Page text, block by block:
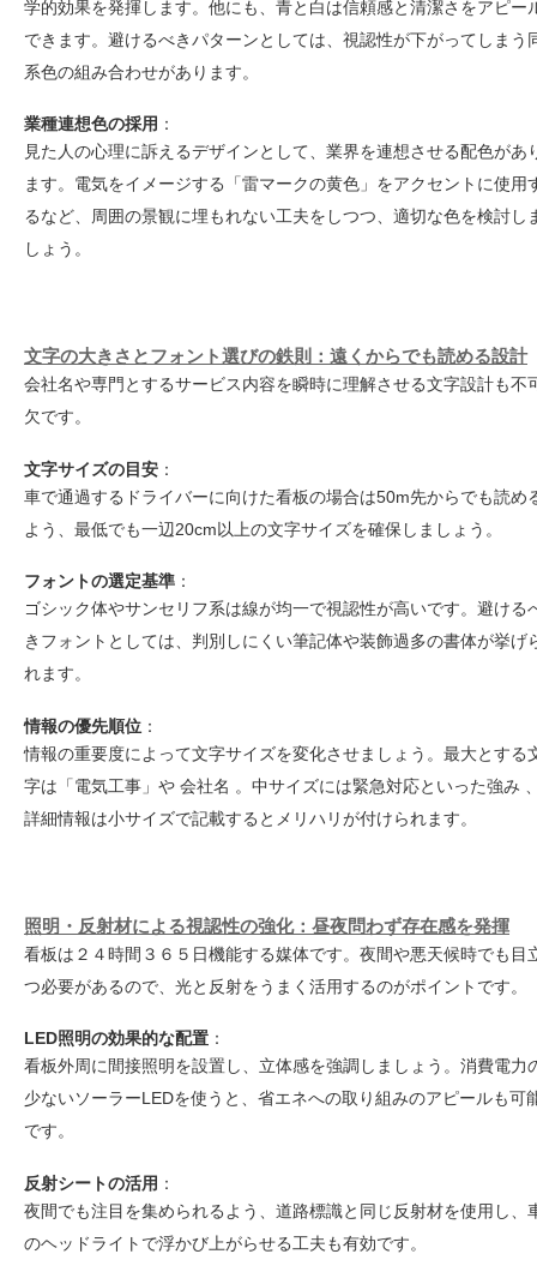
学的効果を発揮します。他にも、青と白は信頼感と清潔さをアピー
できます。避けるべきパターンとしては、視認性が下がってしまう
系色の組み合わせがあります。
業種連想色の採用 ：
見た人の心理に訴えるデザインとして、業界を連想させる配色があ
ます。電気をイメージする「雷マークの黄色」をアクセントに使用
るなど、周囲の景観に埋もれない工夫をしつつ、適切な色を検討し
しょう。
文字の大きさとフォント選びの鉄則：遠くからでも読める設計
会社名や専門とするサービス内容を瞬時に理解させる文字設計も不
欠です。
文字サイズの目安 ：
車で通過するドライバーに向けた看板の場合は50m先からでも読め
よう、最低でも一辺20cm以上の文字サイズを確保しましょう。
フォントの選定基準 ：
ゴシック体やサンセリフ系は線が均一で視認性が高いです。避ける
きフォントとしては、判別しにくい筆記体や装飾過多の書体が挙げ
れます。
情報の優先順位 ：
情報の重要度によって文字サイズを変化させましょう。最大とする
字は「電気工事」や 会社名 。中サイズには緊急対応といった強み
詳細情報は小サイズで記載するとメリハリが付けられます。
照明・反射材による視認性の強化：昼夜問わず存在感を発揮
看板は２４時間３６５日機能する媒体です。夜間や悪天候時でも目
つ必要があるので、光と反射をうまく活用するのがポイントです。
LED照明の効果的な配置 ：
看板外周に間接照明を設置し、立体感を強調しましょう。消費電力
少ないソーラーLEDを使うと、省エネへの取り組みのアピールも可
です。
反射シートの活用 ：
夜間でも注目を集められるよう、道路標識と同じ反射材を使用し、
のヘッドライトで浮かび上がらせる工夫も有効です。